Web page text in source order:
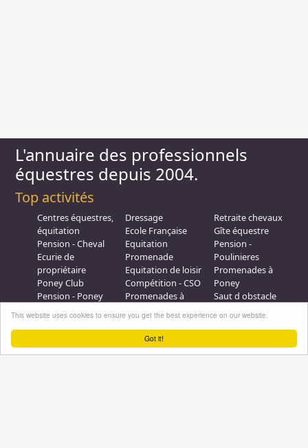
Got it!
This website uses cookies to ensure you get the best experience on our website.
L'annuaire des professionnels
équestres depuis 2004.
Top activités
Centres équestres,
équitation
Pension - Cheval
Ecurie de
propriétaire
Poney Club
Pension - Poney
Elevage
Dressage
Ecole Française
Equitation
Promenade
Equitation de loisir
Compétition - CSO
Promenades à
Galops - Equitation
Retraite chevaux
Gîte équestre
Pension -
Poulinieres
Promenades à
Poney
Saut d obstacle
Professionnel équestre, Inscrivez-vous !